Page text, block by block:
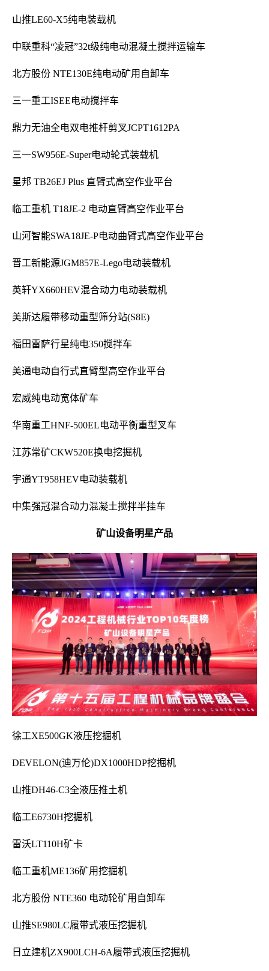
山推LE60-X5纯电装载机
中联重科“凌冠”32t级纯电动混凝土搅拌运输车
北方股份 NTE130E纯电动矿用自卸车
三一重工ISEE电动搅拌车
鼎力无油全电双电推杆剪叉JCPT1612PA
三一SW956E-Super电动轮式装载机
星邦 TB26EJ Plus 直臂式高空作业平台
临工重机 T18JE-2 电动直臂高空作业平台
山河智能SWA18JE-P电动曲臂式高空作业平台
晋工新能源JGM857E-Lego电动装载机
英轩YX660HEV混合动力电动装载机
美斯达履带移动重型筛分站(S8E)
福田雷萨行星纯电350搅拌车
美通电动自行式直臂型高空作业平台
宏威纯电动宽体矿车
华南重工HNF-500EL电动平衡重型叉车
江苏常矿CKW520E换电挖掘机
宇通YT958HEV电动装载机
中集强冠混合动力混凝土搅拌半挂车
矿山设备明星产品
徐工XE500GK液压挖掘机
DEVELON(迪万伦)DX1000HDP挖掘机
山推DH46-C3全液压推土机
临工E6730H挖掘机
雷沃LT110H矿卡
临工重机ME136矿用挖掘机
北方股份 NTE360 电动轮矿用自卸车
山推SE980LC履带式液压挖掘机
日立建机ZX900LCH-6A履带式液压挖掘机